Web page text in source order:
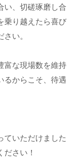
い、切磋琢磨し合
乗り越えたら喜び
い。
富な現場数を維持
るからこそ、待遇
ていただけました
さい！